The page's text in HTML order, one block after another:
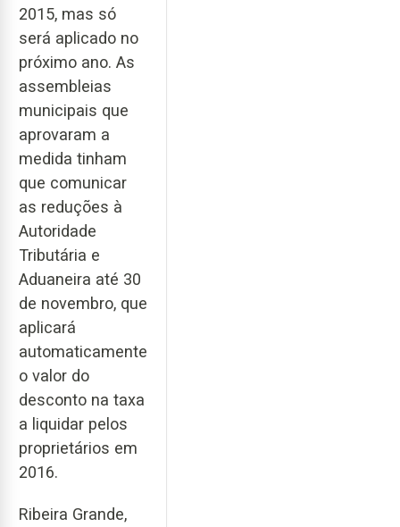
2015, mas só
será aplicado no
próximo ano. As
assembleias
municipais que
aprovaram a
medida tinham
que comunicar
as reduções à
Autoridade
Tributária e
Aduaneira até 30
de novembro, que
aplicará
automaticamente
o valor do
desconto na taxa
a liquidar pelos
proprietários em
2016.
Ribeira Grande,